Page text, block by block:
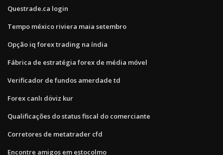
Questrade.ca login
Tempo méxico riviera maia setembro
Opção iq forex trading na índia
Fábrica de estratégia forex de média móvel
Verificador de fundos amerdade td
Forex canlı döviz kur
Qualificações do status fiscal do comerciante
Corretores de metatrader cfd
Encontre amigos em estocolmo